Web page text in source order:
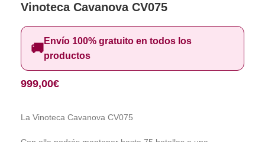
Vinoteca Cavanova CV075
🚚Envío 100% gratuito en todos los
productos
999,00€
La Vinoteca Cavanova CV075